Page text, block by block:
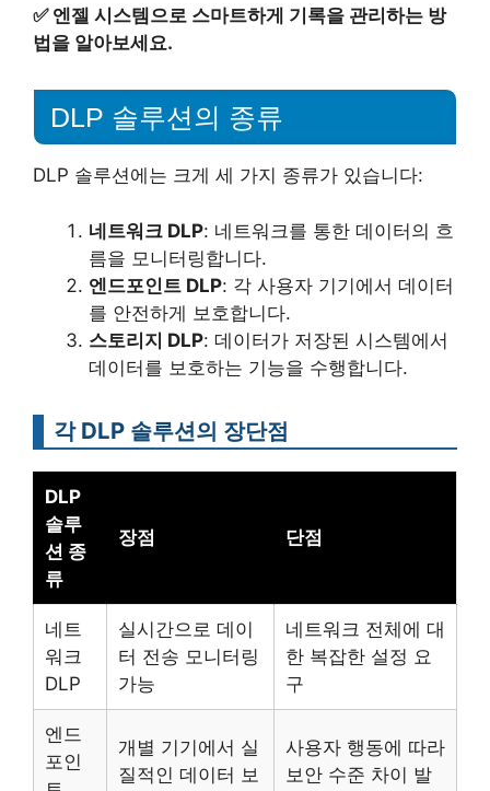
✅ 엔젤 시스템으로 스마트하게 기록을 관리하는 방
법을 알아보세요.
DLP 솔루션의 종류
DLP 솔루션에는 크게 세 가지 종류가 있습니다:
네트워크 DLP: 네트워크를 통한 데이터의 흐
름을 모니터링합니다.
엔드포인트 DLP: 각 사용자 기기에서 데이터
를 안전하게 보호합니다.
스토리지 DLP: 데이터가 저장된 시스템에서
데이터를 보호하는 기능을 수행합니다.
각 DLP 솔루션의 장단점
DLP
솔루
션 종
류
장점 단점
네트
워크
DLP
실시간으로 데이
터 전송 모니터링
가능
네트워크 전체에 대
한 복잡한 설정 요
구
엔드
포인
개별 기기에서 실
질적인 데이터 보
사용자 행동에 따라
보안 수준 차이 발